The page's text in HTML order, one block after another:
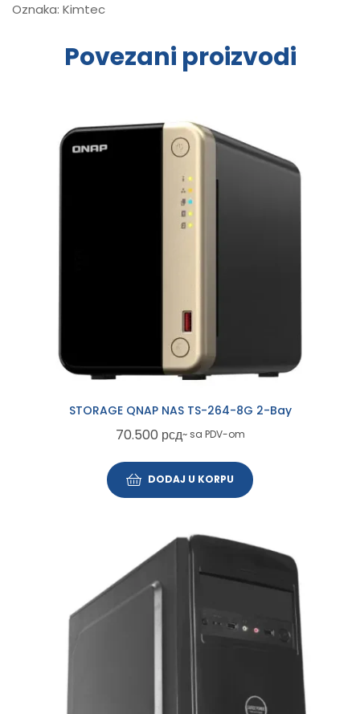
Oznaka: Kimtec
Povezani proizvodi
STORAGE QNAP NAS TS-264-8G 2-Bay
70.500 рсд~ sa PDV-om
DODAJ U KORPU